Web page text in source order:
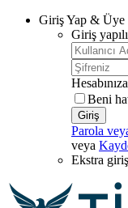
Giriş Yap & Üye
Giriş
Beni
Giriş
Parola
veya
Ekstra